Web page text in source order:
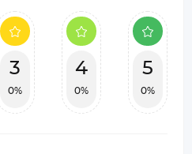
3
0%
4
0%
5
0%